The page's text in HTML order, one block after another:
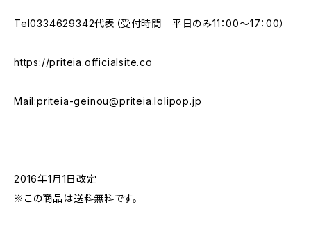
Tel0334629342代表（受付時間 平日のみ11：00～17：00）
https://priteia.officialsite.co
Mail:priteia-geinou@priteia.lolipop.jp
2016年1月1日改定
※この商品は送料無料です。